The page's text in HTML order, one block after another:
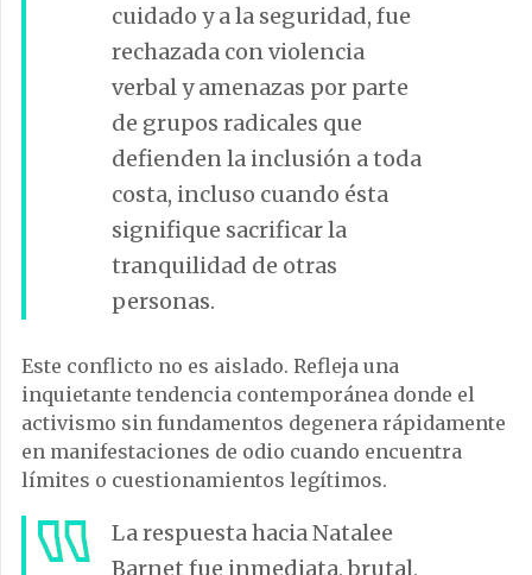
cuidado y a la seguridad, fue
rechazada con violencia
verbal y amenazas por parte
de grupos radicales que
defienden la inclusión a toda
costa, incluso cuando ésta
signifique sacrificar la
tranquilidad de otras
personas.
Este conflicto no es aislado. Refleja una
inquietante tendencia contemporánea donde el
activismo sin fundamentos degenera rápidamente
en manifestaciones de odio cuando encuentra
límites o cuestionamientos legítimos.
La respuesta hacia Natalee
Barnet fue inmediata, brutal,